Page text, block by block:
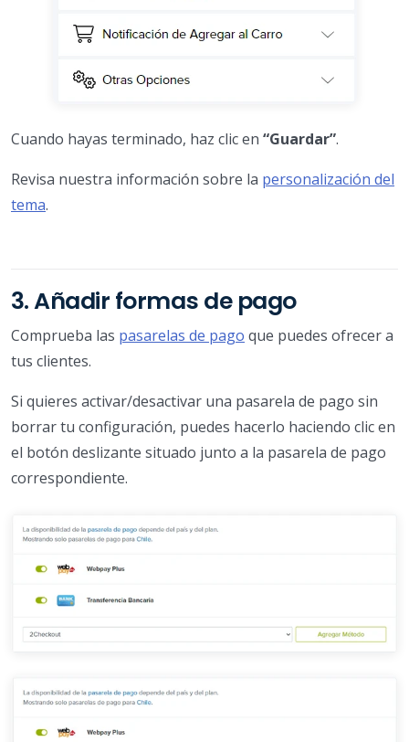
Cuando hayas terminado, haz clic en “Guardar”.
Revisa nuestra información sobre la personalización del
tema.
3. Añadir formas de pago
Comprueba las pasarelas de pago que puedes ofrecer a
tus clientes.
Si quieres activar/desactivar una pasarela de pago sin
borrar tu configuración, puedes hacerlo haciendo clic en
el botón deslizante situado junto a la pasarela de pago
correspondiente.